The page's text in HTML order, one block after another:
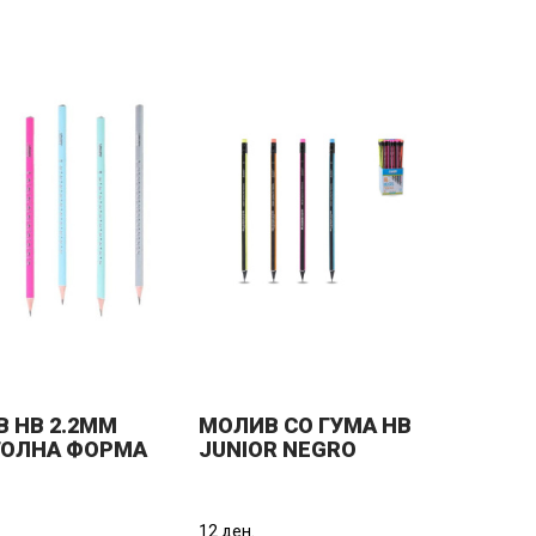
HB 2.2ММ
ФОРМА
МОЛИВ СО ГУМА HB
JUNIOR NEGRO
12 ден.